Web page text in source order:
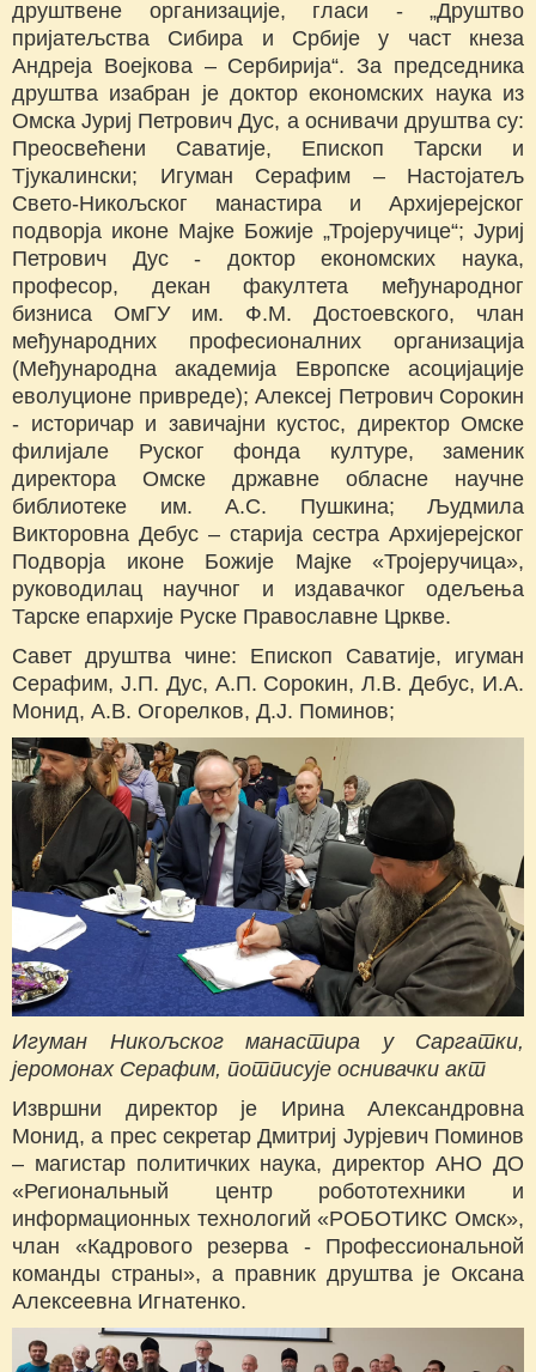
друштвене организације, гласи - „Друштво
пријатељства Сибира и Србије у част кнеза
Андреја Воејкова – Сербирија“. За председника
друштва изабран је доктор економских наука из
Омска Јуриј Петрович Дус, а оснивачи друштва су:
Преосвећени Саватије, Епископ Тарски и
Тјукалински; Игуман Серафим – Настојатељ
Свето-Никољског манастира и Архијерејског
подворја иконе Мајке Божије „Тројеручице“; Јуриј
Петрович Дус - доктор економских наука,
професор, декан факултета међународног
бизниса ОмГУ им. Ф.М. Достоевского, члан
међународних професионалних организација
(Међународна академија Европске асоцијације
еволуционе привреде); Алексеј Петрович Сорокин
- историчар и завичајни кустос, директор Омске
филијале Руског фонда културе, заменик
директора Омске државне обласне научне
библиотеке им. А.С. Пушкина; Људмила
Викторовна Дебус – старија сестра Архијерејског
Подворја иконе Божије Мајке «Тројеручица»,
руководилац научног и издавачког одељења
Тарске епархије Руске Православне Цркве.
Савет друштва чине: Епископ Саватије, игуман
Серафим, Ј.П. Дус, А.П. Сорокин, Л.В. Дебус, И.А.
Монид, А.В. Огорелков, Д.Ј. Поминов;
Игуман Никољског манастира у Саргатки,
јеромонах Серафим, потписује оснивачки акт
Извршни директор је Ирина Александровна
Монид, а прес секретар Дмитриј Јурјевич Поминов
– магистар политичких наука, директор АНО ДО
«Региональный центр робототехники и
информационных технологий «РОБОТИКС Омск»,
члан «Кадрового резерва - Профессиональной
команды страны», а правник друштва је Оксана
Алексеевна Игнатенко.